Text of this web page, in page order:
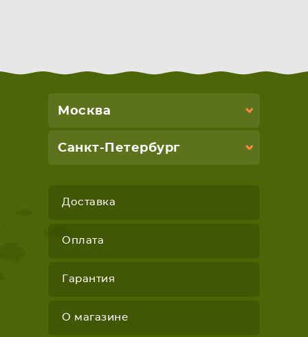
Москва
Санкт-Петербург
Доставка
Оплата
Гарантия
О магазине